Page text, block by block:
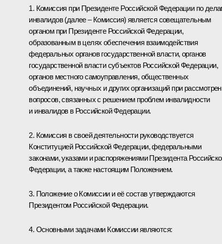
1. Комиссия при Президенте Российской Федерации по
инвалидов (далее – Комиссия) является совещательным
органом при Президенте Российской Федерации,
образованным в целях обеспечения взаимодействия
федеральных органов государственной власти, органов
государственной власти субъектов Российской Федерации,
органов местного самоуправления, общественных
объединений, научных и других организаций при
вопросов, связанных с решением проблем инвалидности
и инвалидов в Российской Федерации.
2. Комиссия в своей деятельности руководствуется
Конституцией Российской Федерации, федеральными
законами, указами и распоряжениями Президента
Федерации, а также настоящим Положением.
3. Положение о Комиссии и её состав утверждаются
Президентом Российской Федерации.
4. Основными задачами Комиссии являются: